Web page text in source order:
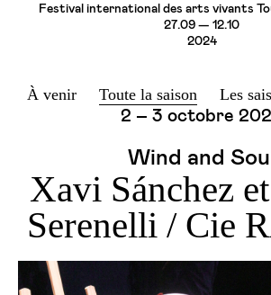
Festival international des arts vivants
27.09 — 12.10
2024
À venir Toute la saison
Les
2 – 3 octobre
Wind and Soul
Xavi Sánchez
Serenelli / Cie